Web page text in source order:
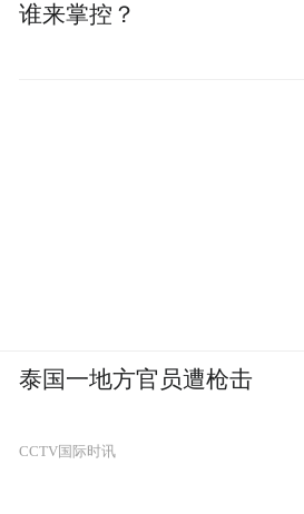
谁来掌控？
泰国一地方官员遭枪击
CCTV国际时讯